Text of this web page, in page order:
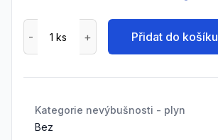
Přidat do košíku
Kategorie nevýbušnosti - plyn
Bez